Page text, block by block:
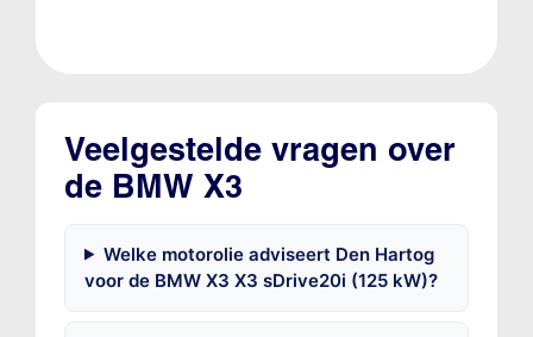
Veelgestelde vragen over
de BMW X3
Welke motorolie adviseert Den Hartog
voor de BMW X3 X3 sDrive20i (125 kW)?